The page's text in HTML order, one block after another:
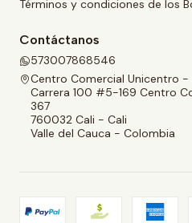
Términos y condiciones de los
Contáctanos
573007868546
Centro Comercial Unicentro -
Carrera 100 #5-169 Centro
367
760032 Cali - Cali
Valle del Cauca - Colombia